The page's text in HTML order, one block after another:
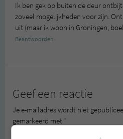
Ik ben gek op buiten de deur
zoveel mogelijkheden voor zijn.
uit (maar ik woon in Groningen,
Beantwoorden
Geef een reactie
Je e-mailadres wordt niet
gemarkeerd met *